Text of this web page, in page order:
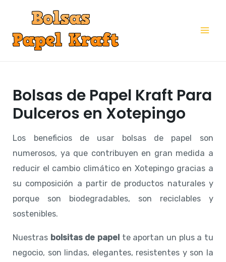
contenido
Bolsas de Papel Kraft Para
Dulceros en Xotepingo
Los beneficios de usar bolsas de papel son
numerosos, ya que contribuyen en gran medida a
reducir el cambio climático en Xotepingo gracias a
su composición a partir de productos naturales y
porque son biodegradables, son reciclables y
sostenibles.
Nuestras bolsitas de papel te aportan un plus a tu
negocio, son lindas, elegantes, resistentes y son la